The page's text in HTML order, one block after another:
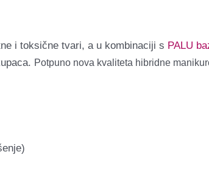
i toksične tvari, a u kombinaciji s PALU
Potpuno nova kvaliteta hibridne